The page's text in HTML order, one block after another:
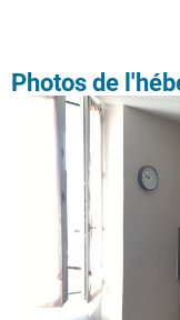
Photos de